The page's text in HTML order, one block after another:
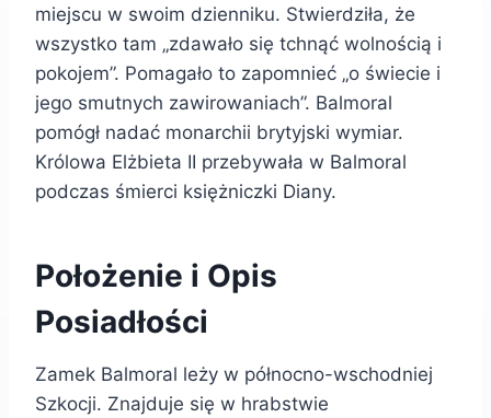
miejscu w swoim dzienniku. Stwierdziła, że
wszystko tam „zdawało się tchnąć wolnością i
pokojem”. Pomagało to zapomnieć „o świecie i
jego smutnych zawirowaniach”. Balmoral
pomógł nadać monarchii brytyjski wymiar.
Królowa Elżbieta II przebywała w Balmoral
podczas śmierci księżniczki Diany.
Położenie i Opis
Posiadłości
Zamek Balmoral leży w północno-wschodniej
Szkocji. Znajduje się w hrabstwie